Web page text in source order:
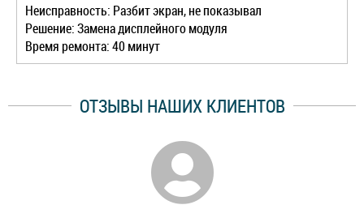
Неисправность: Разбит экран, не показывал
Решение: Замена дисплейного модуля
Время ремонта: 40 минут
ОТЗЫВЫ НАШИХ КЛИЕНТОВ